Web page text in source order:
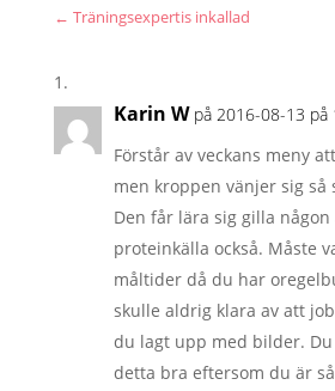
← Träningsexpertis inkallad
Karin W på 2016-08-13 på
Förstår av veckans meny
men kroppen vänjer sig så
Den får lära sig gilla
proteinkälla också. Måste
måltider då du har
skulle aldrig klara av att
du lagt upp med bilder.
detta bra eftersom du är